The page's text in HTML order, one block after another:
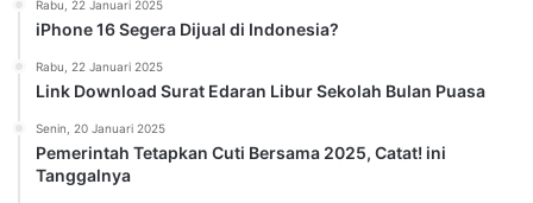
Rabu, 22 Januari 2025
iPhone 16 Segera Dijual di Indonesia?
Rabu, 22 Januari 2025
Link Download Surat Edaran Libur Sekolah Bulan Puasa
Senin, 20 Januari 2025
Pemerintah Tetapkan Cuti Bersama 2025, Catat! ini
Tanggalnya